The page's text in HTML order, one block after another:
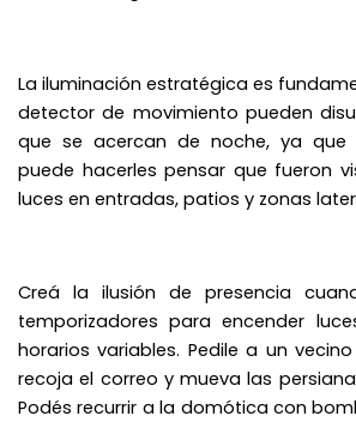
La iluminación estratégica es
detector de movimiento pueden
que se acercan de noche, ya que
puede hacerles pensar que fueron
luces en entradas, patios y zonas
Creá la ilusión de presencia
temporizadores para encender
horarios variables. Pedile a un
recoja el correo y mueva las
Podés recurrir a la domótica con